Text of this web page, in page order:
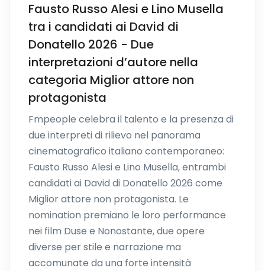
Fausto Russo Alesi e Lino Musella
tra i candidati ai David di
Donatello 2026 - Due
interpretazioni d’autore nella
categoria Miglior attore non
protagonista
Fmpeople celebra il talento e la presenza di
due interpreti di rilievo nel panorama
cinematografico italiano contemporaneo:
Fausto Russo Alesi e Lino Musella, entrambi
candidati ai David di Donatello 2026 come
Miglior attore non protagonista. Le
nomination premiano le loro performance
nei film Duse e Nonostante, due opere
diverse per stile e narrazione ma
accomunate da una forte intensità